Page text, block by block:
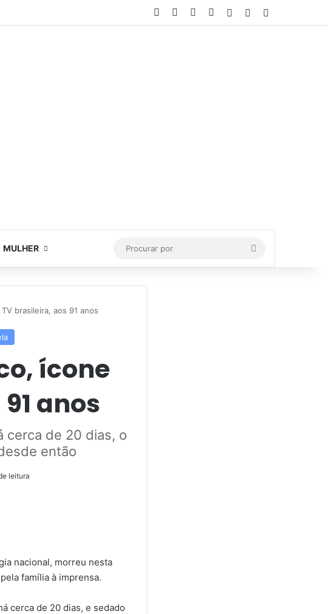
Facebook YouTubeInstagram
Entrar Artigo aleatório
MULHER
por
brasileira, aos 91 anos
ícone
anos
cerca de 20 dias, o
então
leitura
nacional, morreu nesta
família à imprensa.
cerca de 20 dias, e sedado